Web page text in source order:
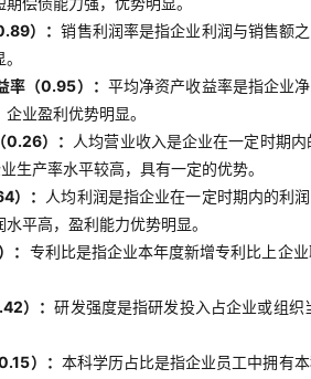
）：销售利润率是指企业利润与销售额
率（0.95）： 平均净资产收益率是指企业
业盈利优势明显。
0.26）：
人均营业收入是企业在一定时期
生产率水平较高，具有一定的优势。
）：
人均利润是指企业在一定时期内的利
平高，盈利能力优势明显。
： 专利比是指企业本年度新增专利比上企
）：研发强度是指研发投入占企业或组
）： 本科学历占比是指企业员工中拥有